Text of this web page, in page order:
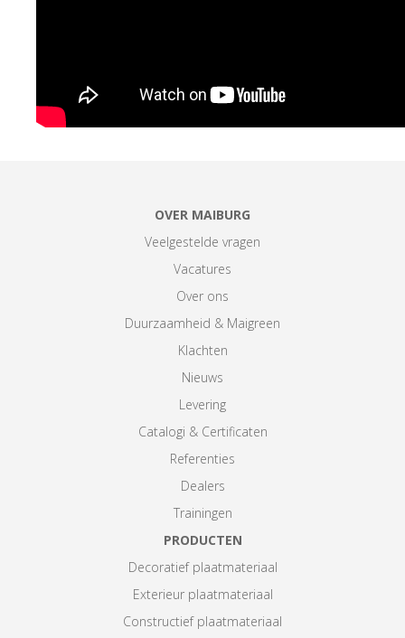
OVER MAIBURG
Veelgestelde vragen
Vacatures
Over ons
Duurzaamheid & Maigreen
Klachten
Nieuws
Levering
Catalogi & Certificaten
Referenties
Dealers
Trainingen
PRODUCTEN
Decoratief plaatmateriaal
Exterieur plaatmateriaal
Constructief plaatmateriaal